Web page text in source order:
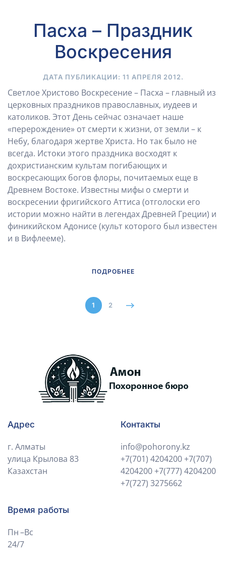
Пасха – Праздник
Воскресения
ДАТА ПУБЛИКАЦИИ: 11 АПРЕЛЯ 2012.
Светлое Христово Воскресение – Пасха – главный из
церковных праздников православных, иудеев и
католиков. Этот День сейчас означает наше
«перерождение» от смерти к жизни, от земли – к
Небу, благодаря жертве Христа. Но так было не
всегда. Истоки этого праздника восходят к
дохристианским культам погибающих и
воскресающих богов флоры, почитаемых еще в
Древнем Востоке. Известны мифы о смерти и
воскресении фригийского Аттиса (отголоски его
истории можно найти в легендах Древней Греции) и
финикийском Адонисе (культ которого был известен
и в Вифлееме).
ПОДРОБНЕЕ
1 2
Адрес
г. Алматы
улица Крылова 83
Казахстан
Контакты
info@pohorony.kz
+7(701) 4204200+7(707)
4204200+7(777) 4204200
+7(727) 3275662
Время работы
Пн –Вс
24/7